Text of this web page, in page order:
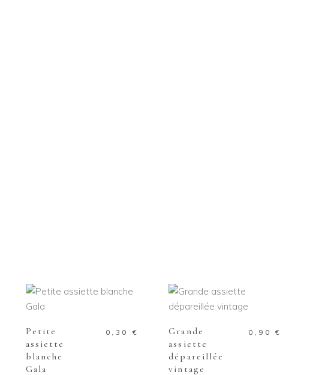
AJOUTER AU PANIER
Petite
assiette
blanche
Gala
0,30 €
AJOUTER AU PANIER
Grande
assiette
dépareillée
vintage
0,90€